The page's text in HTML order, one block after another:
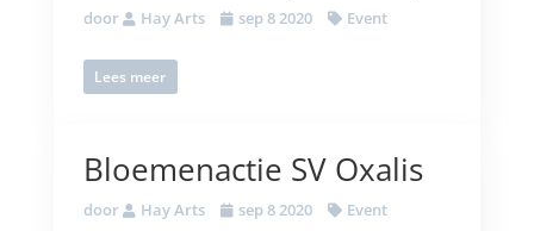
door Hay Arts sep 8 2020 Event
Lees meer
Bloemenactie SV Oxalis
door Hay Arts sep 8 2020 Event